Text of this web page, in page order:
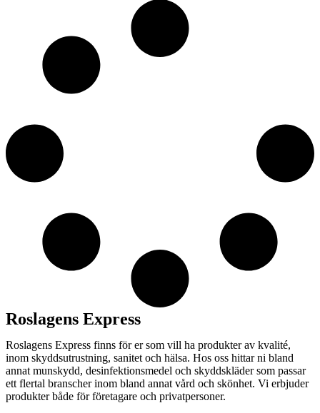
Roslagens Express
Roslagens Express finns för er som vill ha produkter av kvalité,
inom skyddsutrustning, sanitet och hälsa. Hos oss hittar ni bland
annat munskydd, desinfektionsmedel och skyddskläder som passar
ett flertal branscher inom bland annat vård och skönhet. Vi erbjuder
produkter både för företagare och privatpersoner.